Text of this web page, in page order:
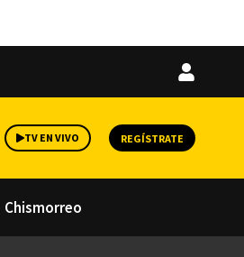
Iniciar
TV EN VIVO REGÍSTRATE
Chismorreo